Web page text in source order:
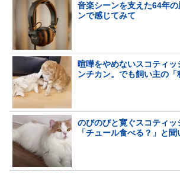
音楽シーンを支えた64年
ンで感じてみて
喧嘩をやめないスコティ
ンチカン。でも飼い主の
のびのびと寛ぐスコティッ
「チュール食べる？」と